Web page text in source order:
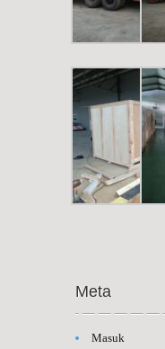
Meta
Masuk